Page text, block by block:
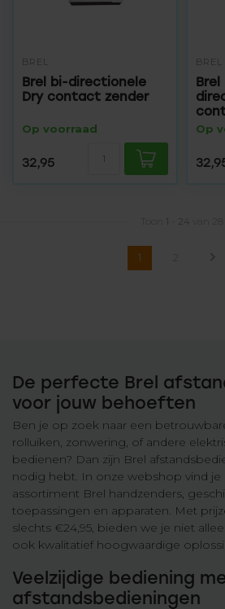
BREL
Brel bi-directionele
Dry contact zender
Op voorraad
32,95
BREL
Brel
Op
1 24
1
De perfecte Brel
voor jouw behoeften
Ben je op zoek naar een
rolluiken, zonwering, of andere
bedienen? Dan zijn Brel
nodig hebt. In onze webshop vind je
assortiment Brel handzenders,
toepassingen en apparaten. Met
slechts €24,95, bieden we je niet
ook kwalitatief hoogwaardige
Veelzijdige bediening
afstandsbedieningen